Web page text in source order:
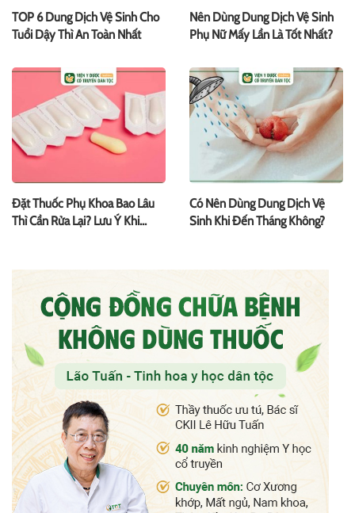
TOP 6 Dung Dịch Vệ Sinh Cho
Tuổi Dậy Thì An Toàn Nhất
Nên Dùng Dung Dịch Vệ Sinh
Phụ Nữ Mấy Lần Là Tốt Nhất?
Đặt Thuốc Phụ Khoa Bao Lâu
Thì Cần Rửa Lại? Lưu Ý Khi
Có Nên Dùng Dung Dịch Vệ
Sinh Khi Đến Tháng Không?